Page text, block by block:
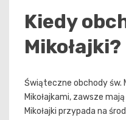
Kiedy
Mikołajki?
Świąteczne obchody św.
Mikołajkami, zawsze
Mikołajki przypada na